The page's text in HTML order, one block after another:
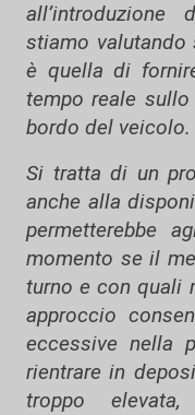
stiamo valutando
è quella di
tempo reale
bordo del veicolo.
Si tratta di un
anche alla
permetterebbe
momento se il
turno e con quali
approccio
eccessive nella
rientrare in
troppo